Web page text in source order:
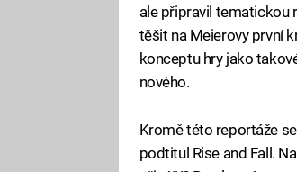
ale připravil tematickou
těšit na Meierovy první
konceptu hry jako
nového.
Kromě této reportáže
podtitul Rise and Fall.